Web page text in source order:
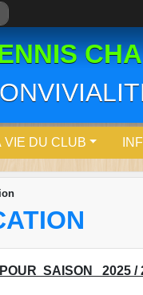
VIE DU CLUB
SAISON 2025 /
cookies